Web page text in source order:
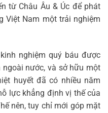
từ Châu Âu & Úc để phát
Việt Nam một trải nghiệm
nghiệm quý báu được
nước, và sở hữu một
huyết đã có nhiều năm
lực khẳng định vị thế của
nên, tuy chỉ mới góp mặt